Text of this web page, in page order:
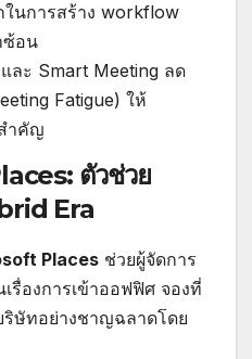
นการสร้าง workflow
ซ้อน
ละ Smart Meeting ลด
Fatigue) ให้
ำคัญ
ตัวช่วย
Era
Places ช่วยผู้จัดการ
รื่องการเข้าออฟฟิศ จองที่
ริษัทอย่างชาญฉลาดโดย